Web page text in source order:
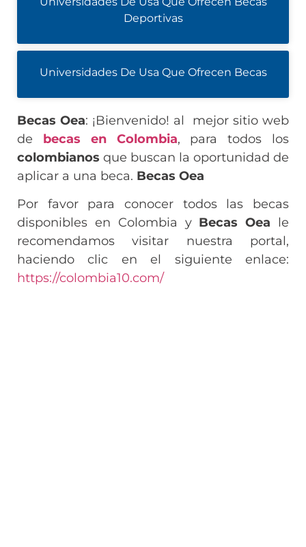
Deportivas
Universidades De Usa Que Ofrecen Becas
Becas Oea: ¡Bienvenido! al mejor sitio web
de becas en Colombia, para todos los
colombianos que buscan la oportunidad de
aplicar a una beca. Becas Oea
Por favor para conocer todos las becas
disponibles en Colombia y Becas Oea le
recomendamos visitar nuestra portal,
haciendo clic en el siguiente enlace:
https://colombia10.com/